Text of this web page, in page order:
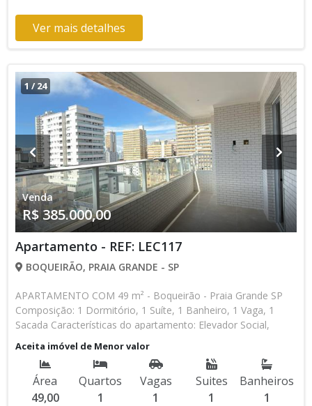
ser alterados sem prévio aviso. Favor verificar entrando em
contato com nossa equipe
Ver mais detalhes
1/24
Venda
R$ 385.000,00
Apartamento - REF: LEC117
BOQUEIRÃO, PRAIA GRANDE - SP
APARTAMENTO COM 49 m² - Boqueirão - Praia Grande SP
Composição: 1 Dormitório, 1 Suíte, 1 Banheiro, 1 Vaga, 1
Sacada Características do apartamento: Elevador Social,
Elevador de Serviço, Acessibilidade, Portão Automático, Água
Individual, Gás Encanado, Piscina, Sauna, Salão de Jogos,
Salão de Festas, Espaço Kids, Espaço Gourmet, Academia,
Churrasqueira * Os valores e disponibilidade podem ser
alterados sem prévio aviso. Favor verificar entrando em
Aceita imóvel de Menor valor
Área
49,00
Quartos
1
Vagas
1
Suites
1
Banheiros
1